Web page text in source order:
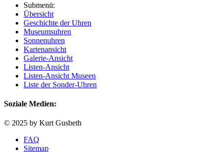
Submenü:
Übersicht
Geschichte der Uhren
Museumsuhren
Sonnenuhren
Kartenansicht
Galerie-Ansicht
Listen-Ansicht
Listen-Ansicht Museen
Liste der Sonder-Uhren
Soziale Medien:
© 2025 by Kurt Gusbeth
FAQ
Sitemap